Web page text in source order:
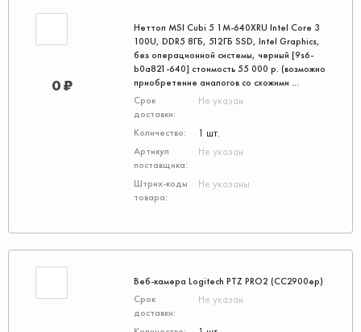
Неттоп MSI Cubi 5 1M-640XRU Intel Core 3
100U, DDR5 8ГБ, 512ГБ SSD, Intel Graphics,
без операционной системы, черный [9s6-
b0a821-640] стоимость 55 000 р. (возможно
приобретение аналогов со схожими ...
Не указан
1 шт.
Не указан
Не указаны
0 ₽
Веб-камера Logitech PTZ PRO2 (СС2900ep)
Не указан